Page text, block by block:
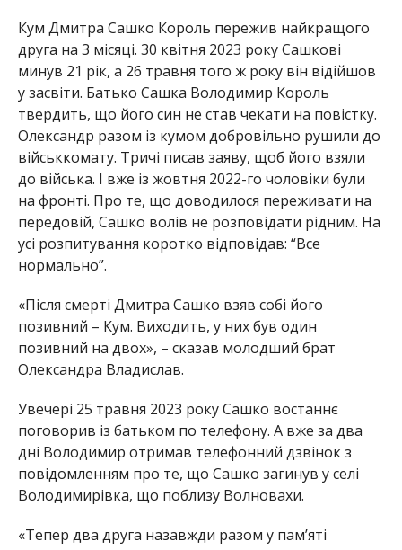
Кум Дмитра Сашко Король пережив найкращого
друга на 3 місяці. 30 квітня 2023 року Сашкові
минув 21 рік, а 26 травня того ж року він відійшов
у засвіти. Батько Сашка Володимир Король
твердить, що його син не став чекати на повістку.
Олександр разом із кумом добровільно рушили до
військкомату. Тричі писав заяву, щоб його взяли
до війська. І вже із жовтня 2022-го чоловіки були
на фронті. Про те, що доводилося переживати на
передовій, Сашко волів не розповідати рідним. На
усі розпитування коротко відповідав: “Все
нормально”.
«Після смерті Дмитра Сашко взяв собі його
позивний – Кум. Виходить, у них був один
позивний на двох», – сказав молодший брат
Олександра Владислав.
Увечері 25 травня 2023 року Сашко востаннє
поговорив із батьком по телефону. А вже за два
дні Володимир отримав телефонний дзвінок з
повідомленням про те, що Сашко загинув у селі
Володимирівка, що поблизу Волновахи.
«Тепер два друга назавжди разом у пам’яті